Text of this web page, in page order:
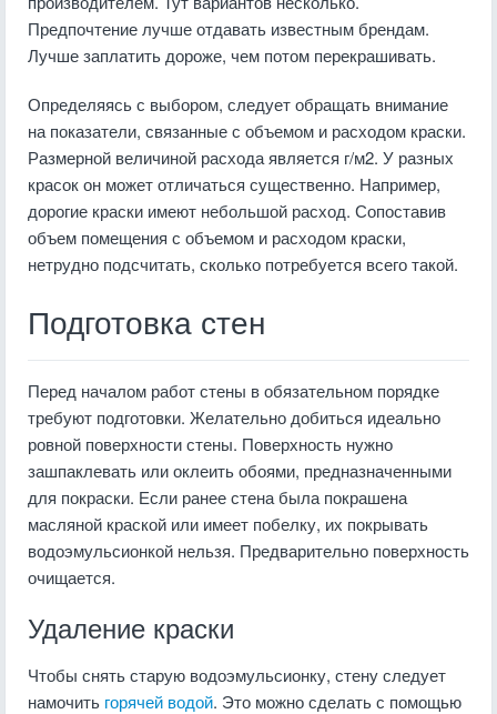
Предпочтение лучше отдавать известным брендам.
Лучше заплатить дороже, чем потом перекрашивать.
Определяясь с выбором, следует обращать внимание
на показатели, связанные с объемом и расходом краски.
Размерной величиной расхода является г/м2. У разных
красок он может отличаться существенно. Например,
дорогие краски имеют небольшой расход. Сопоставив
объем помещения с объемом и расходом краски,
нетрудно подсчитать, сколько потребуется всего такой.
Подготовка стен
Перед началом работ стены в обязательном порядке
требуют подготовки. Желательно добиться идеально
ровной поверхности стены. Поверхность нужно
зашпаклевать или оклеить обоями, предназначенными
для покраски. Если ранее стена была покрашена
масляной краской или имеет побелку, их покрывать
водоэмульсионкой нельзя. Предварительно поверхность
очищается.
Удаление краски
Чтобы снять старую водоэмульсионку, стену следует
намочить горячей водой. Это можно сделать с помощью